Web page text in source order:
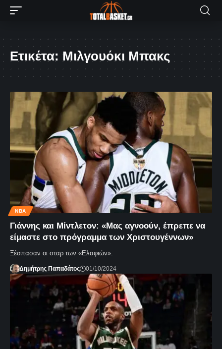
Ετικέτα: Μιλγουόκι Μπακς
NBA
Γιάννης και Μίντλετον: «Μας αγνοούν, έπρεπε να
είμαστε στο πρόγραμμα των Χριστουγέννων»
Ξέσπασαν οι σταρ των «Ελαφιών».
Δημήτρης Παπαδάτος 01/10/2024